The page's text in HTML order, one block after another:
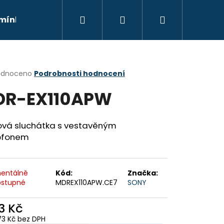
Moje objednávka Kontakty
Přihlášení
Podrobnosti hodnocení
EX110APW
sluchátka s vestavěným
Kód:
MDREX110APW.CE7
Značka:
SONY
Kč
Kč bez DPH